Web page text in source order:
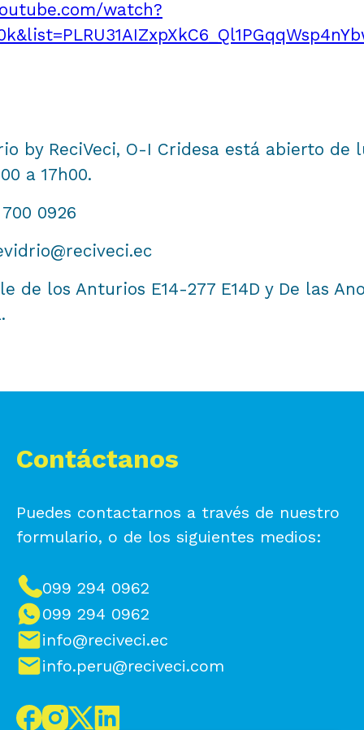
watch?
by ReciVeci, O-I Cridesa está abierto de
a 17h00.
0926
de los Anturios E14-277 E14D y De las
Contáctanos
Puedes contactarnos a través de nuestro
formulario, o de los siguientes medios:
099 294 0962
099 294 0962
info@reciveci.ec
info.peru@reciveci.com